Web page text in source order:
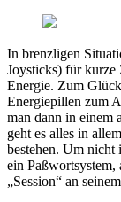
In brenzligen
Joysticks) für kurze
Energie. Zum
Energiepillen zum
man dann in einem
geht es alles in
bestehen. Um nicht
ein Paßwortsystem,
„Session“ an